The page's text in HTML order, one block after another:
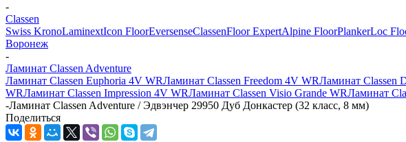
-
Classen
Swiss KronoLaminextIcon FloorEversenseClassenFloor ExpertAlpine FloorPlankerLoc
Воронеж
-
Ламинат Classen Adventure
Ламинат Classen Euphoria 4V WRЛаминат Classen Freedom 4V WRЛаминат Classen
WRЛаминат Classen Impression 4V WRЛаминат Classen Visio Grande WRЛаминат
-Ламинат Classen Adventure / Эдвэнчер 29950 Дуб Донкастер (32 класс, 8 мм)
Поделиться